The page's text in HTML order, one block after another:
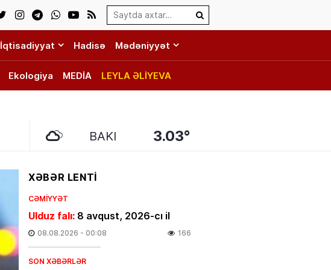
Search…
İqtisadiyyat Hadisə Mədəniyyət
Ekologiya MEDİA LEYLA ƏLİYEVA
BAKI 3.03°
XƏBƏR LENTİ
CƏMIYYƏT
Ulduz falı: 8 avqust, 2026-cı il
08.08.2026 - 00:08 166
SON XƏBƏRLƏR